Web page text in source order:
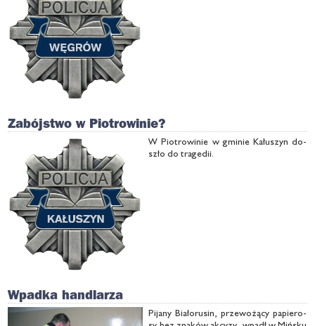
Zabójstwo w Piotrowinie?
W Pio­tro­wi­nie w gmi­nie Ka­łu­szyn do­
szło do tra­ge­dii.
Wpadka handlarza
Pi­ja­ny Bia­ło­ru­sin, prze­wo­żą­cy pa­pie­ro­